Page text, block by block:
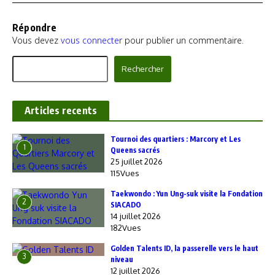
Répondre
Vous devez vous connecterpour publier un commentaire.
Rechercher
Articles recents
1
‎Tournoi des quartiers : Marcory et Les
Queens sacrés
25 juillet 2026
115Vues
2
Taekwondo : Yun Ung-suk visite la Fondation
SIACADO
14 juillet 2026
182Vues
3
Golden Talents ID, la passerelle vers le haut
niveau
12 juillet 2026